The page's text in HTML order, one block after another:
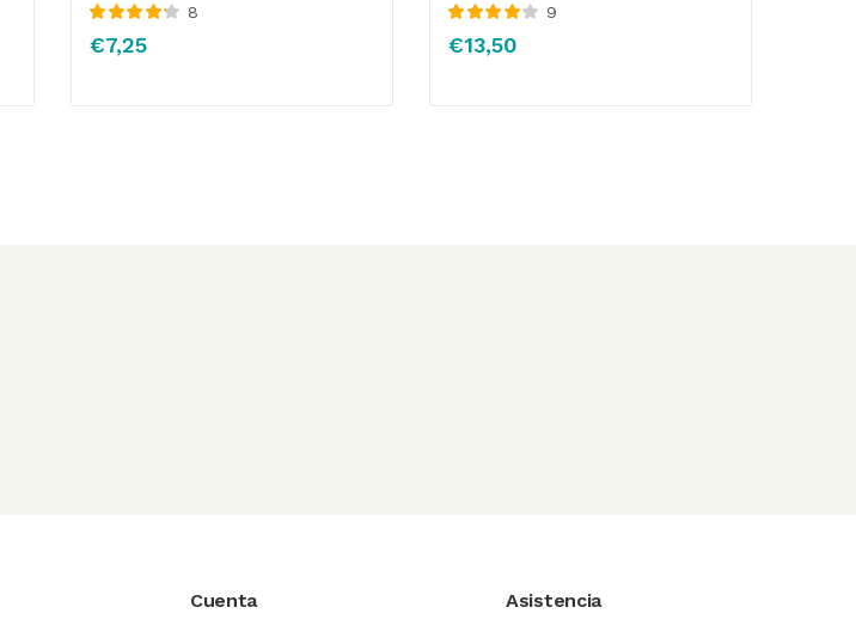
con4.29de
8
€7,25
con4.13de
9
€13,50
Cuenta Asistencia